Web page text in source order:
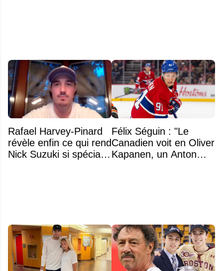
Rafael Harvey-Pinard
révèle enfin ce qui rend
Nick Suzuki si spécial
Félix Séguin : "Le
Canadien voit en Oliver
Kapanen, un Anton